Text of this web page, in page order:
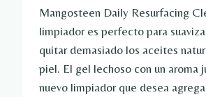
Mangosteen Daily Resurfacing
limpiador es perfecto para
quitar demasiado los aceites
piel. El gel lechoso con un aroma
nuevo limpiador que desea